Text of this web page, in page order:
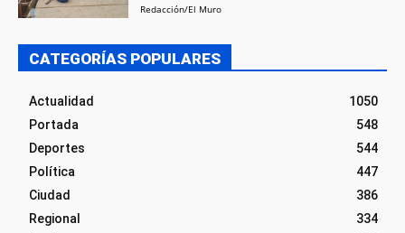
Redacción/El Muro
CATEGORÍAS POPULARES
Actualidad
1050
Portada
548
Deportes
544
Política
447
Ciudad
386
Regional
334